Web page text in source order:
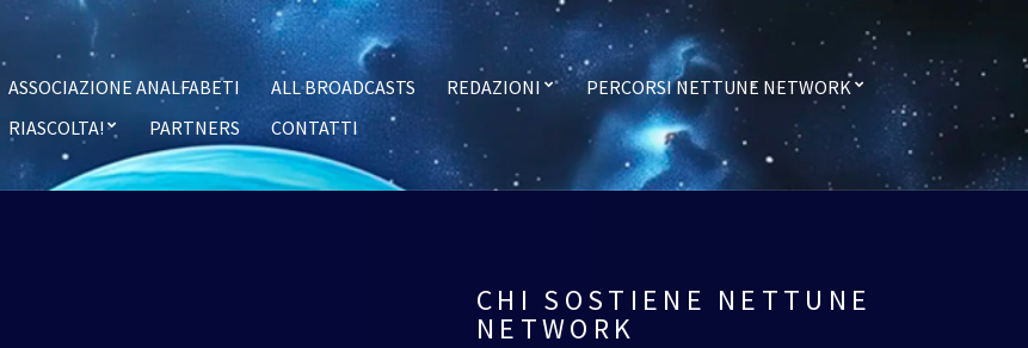
ASSOCIAZIONE ANALFABETI ALL BROADCASTS REDAZIONI
PERCORSI NETTUNE NETWORK
RIASCOLTA!
PARTNERS CONTATTI
CHI SOSTIENE NETTUNE
NETWORK